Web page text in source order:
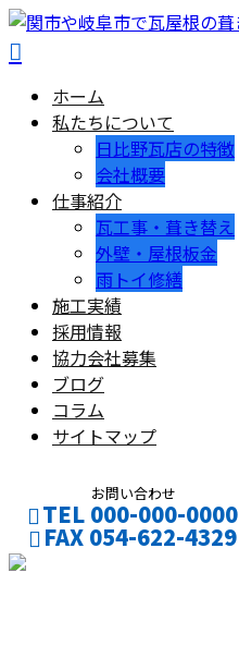
ホーム
私たちについて
日比野瓦店の特徴
会社概要
仕事紹介
瓦工事・葺き替え
外壁・屋根板金
雨トイ修繕
施工実績
採用情報
協力会社募集
ブログ
コラム
サイトマップ
お問い合わせ
TEL 000-000-0000
FAX 054-622-4329